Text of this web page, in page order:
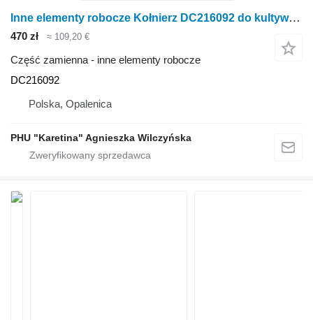
Inne elementy robocze Kołnierz DC216092 do kultywatora John Deere 960
470 zł ≈ 109,20 €
Część zamienna - inne elementy robocze
DC216092
Polska, Opalenica
PHU "Karetina" Agnieszka Wilczyńska